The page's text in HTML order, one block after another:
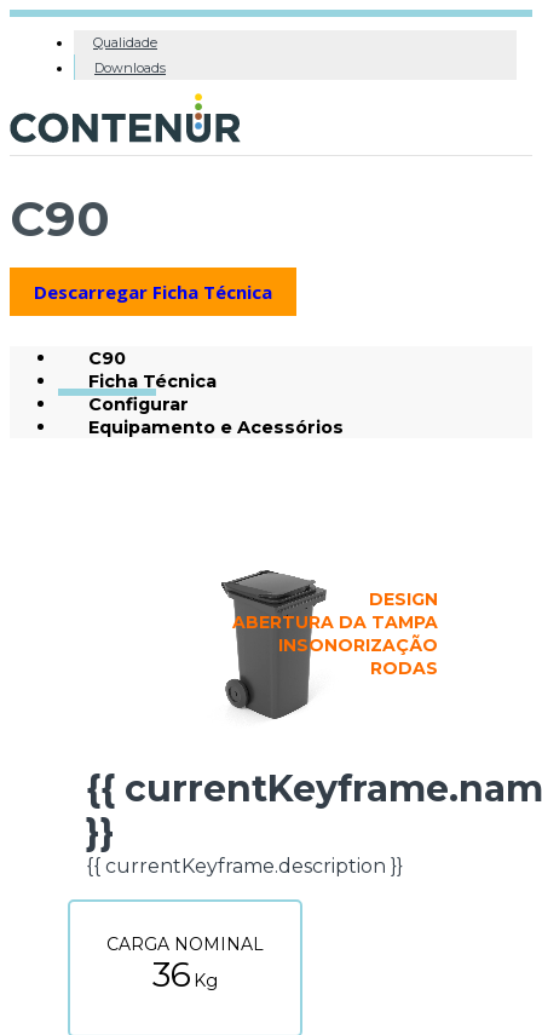
Qualidade
Downloads
C90
Descarregar Ficha Técnica
C90
Ficha Técnica
Configurar
Equipamento e Acessórios
{{
}}
{{ currentKeyframe.description }}
DESIGN
ABERTURA DA TAMPA
INSONORIZAÇÃO
RODAS
FICHA TÉCNICA
CARGA NOMINAL
36Kg